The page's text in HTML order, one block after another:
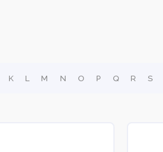
K L M N O P Q R S